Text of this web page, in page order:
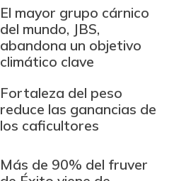
El mayor grupo cárnico
del mundo, JBS,
abandona un objetivo
climático clave
Fortaleza del peso
reduce las ganancias de
los caficultores
Más de 90% del fruver